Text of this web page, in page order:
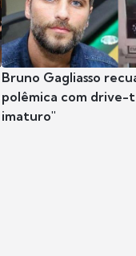
Bruno Gagliasso
polêmica com drive-
imaturo"